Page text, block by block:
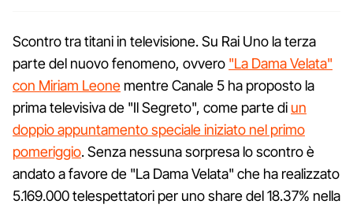
Scontro tra titani in televisione. Su Rai Uno la terza
parte del nuovo fenomeno, ovvero "La Dama Velata"
con Miriam Leone mentre Canale 5 ha proposto la
prima televisiva de "Il Segreto", come parte di un
doppio appuntamento speciale iniziato nel primo
pomeriggio. Senza nessuna sorpresa lo scontro è
andato a favore de "La Dama Velata" che ha realizzato
5.169.000 telespettatori per uno share del 18.37% nella